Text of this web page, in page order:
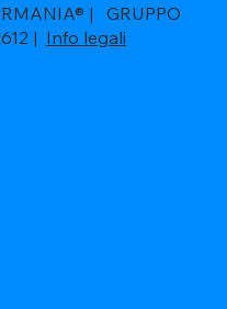
| GRUPPO
| Info legali